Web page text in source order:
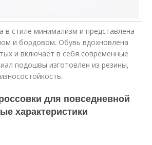
стиле минимализм и представлена
и бордовом. Обувь вдохновлена
и включает в себя современные
подошвы изготовлен из резины,
для повседневной
характеристики